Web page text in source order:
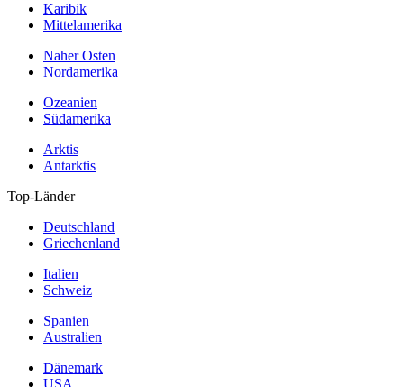
Karibik
Mittelamerika
Naher Osten
Nordamerika
Ozeanien
Südamerika
Arktis
Antarktis
Top-Länder
Deutschland
Griechenland
Italien
Schweiz
Spanien
Australien
Dänemark